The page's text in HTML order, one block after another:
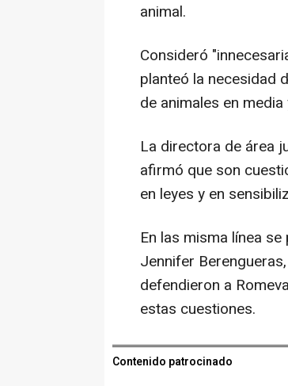
animal.
Consideró
planteó la necesidad
de animales en
La directora de área
afirmó que son
en leyes y en
En las misma línea
Jennifer
defendieron a
estas cuestiones.
Contenido patrocinado